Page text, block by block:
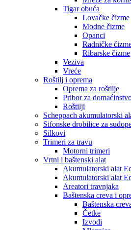
Tigar obuća
Lovačke čizme
Modne čizme
Opanci
Radničke
Ribarske čizme
Veziva
Vreće
Roštilj i oprema
Oprema za roštilje
Pribor za
Roštilji
Scheppach akumulatorski
Sifonske drobilice za
Silkovi
Trimeri za travu
Motorni trimeri
Vrtni i baštenski alat
Akumulatorski alat
Akumulatorski alat
Areatori travnjaka
Baštenska creva i
Baštenska
Četke
Izvodi